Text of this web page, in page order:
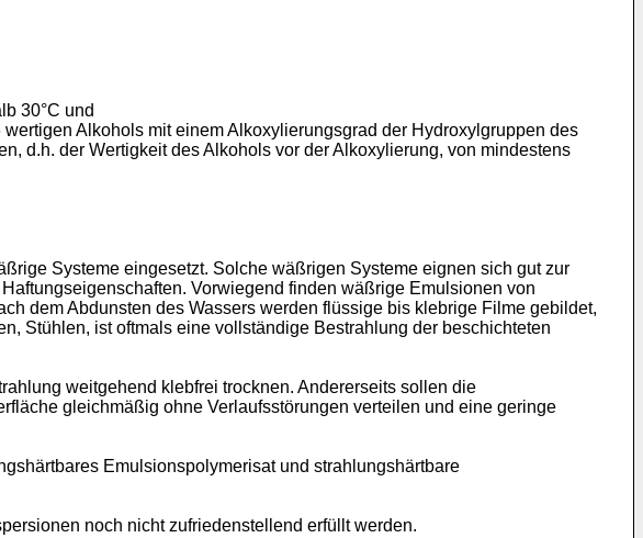
30°C und
Alkohols mit einem Alkoxylierungsgrad der Hydroxylgruppen des
d.h. der Wertigkeit des Alkohols vor der Alkoxylierung, von mindestens
Systeme eingesetzt. Solche wäßrigen Systeme eignen sich gut zur
Vorwiegend finden wäßrige Emulsionen von
dem Abdunsten des Wassers werden flüssige bis klebrige Filme gebildet,
Stühlen, ist oftmals eine vollständige Bestrahlung der beschichteten
weitgehend klebfrei trocknen. Andererseits sollen die
gleichmäßig ohne Verlaufsstörungen verteilen und eine geringe
Emulsionspolymerisat und strahlungshärtbare
noch nicht zufriedenstellend erfüllt werden.